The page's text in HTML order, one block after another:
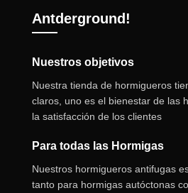
Antderground!
Nuestros objetivos
Nuestra tienda de hormigueros
claros, uno es el bienestar de las
la satisfacción de los clientes
Para todas las Hormigas
Nuestros hormigueros antifugas
tanto para hormigas autóctonas